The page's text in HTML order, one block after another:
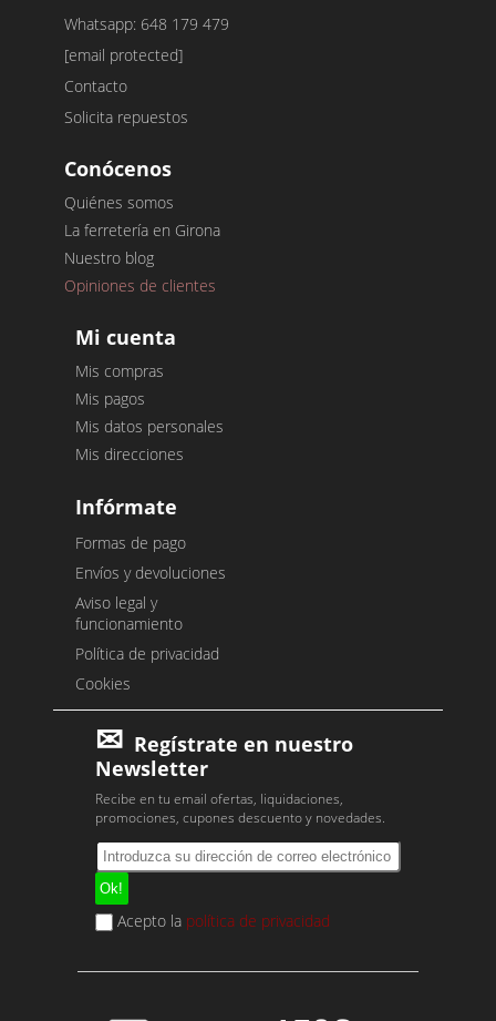
Whatsapp: 648 179 479
[email protected]
Contacto
Solicita repuestos
Conócenos
Quiénes somos
La ferretería en Girona
Nuestro blog
Opiniones de clientes
Mi cuenta
Mis compras
Mis pagos
Mis datos personales
Mis direcciones
Infórmate
Formas de pago
Envíos y devoluciones
Aviso legal y
funcionamiento
Política de privacidad
Cookies
Regístrate en nuestro
Newsletter
Recibe en tu email ofertas, liquidaciones,
promociones, cupones descuento y novedades.
Acepto la política de privacidad